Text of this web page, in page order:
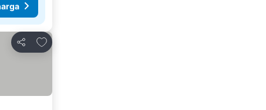
Bagikan
Tambahkan ke favorit